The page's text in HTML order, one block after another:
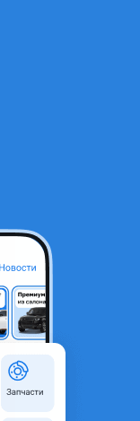
тюнинг
быть